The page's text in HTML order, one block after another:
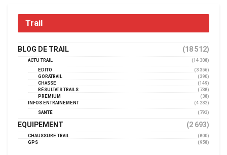
Trail
BLOG DE TRAIL (18 512)
ACTU TRAIL
(14 308)
EDITO
(3 356)
GORATRAIL
(390)
CHASSE
(149)
RÉSULTATS TRAILS
(738)
PREMIUM
(38)
INFOS ENTRAINEMENT
(4 232)
SANTÉ
(793)
EQUIPEMENT (2 693)
CHAUSSURE TRAIL
(800)
GPS
(958)